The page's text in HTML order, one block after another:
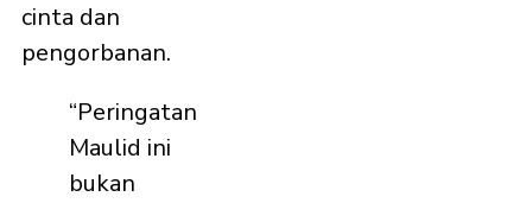
cinta dan
pengorbanan.
“Peringatan
Maulid ini
bukan